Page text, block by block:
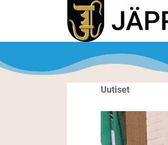
Uutiset